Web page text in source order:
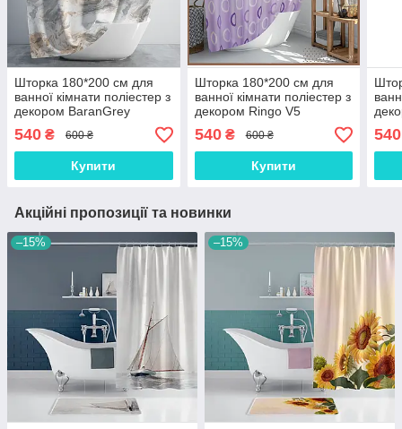
Шторка 180*200 см для
ванної кімнати поліестер з
декором BaranGrey
540 ₴ 600 ₴
Купити
Шторка 180*200 см для
ванної кімнати поліестер з
декором Ringo V5
540₴ 600 ₴
Купити
540
Акційні пропозиції та новинки
–15% –15%